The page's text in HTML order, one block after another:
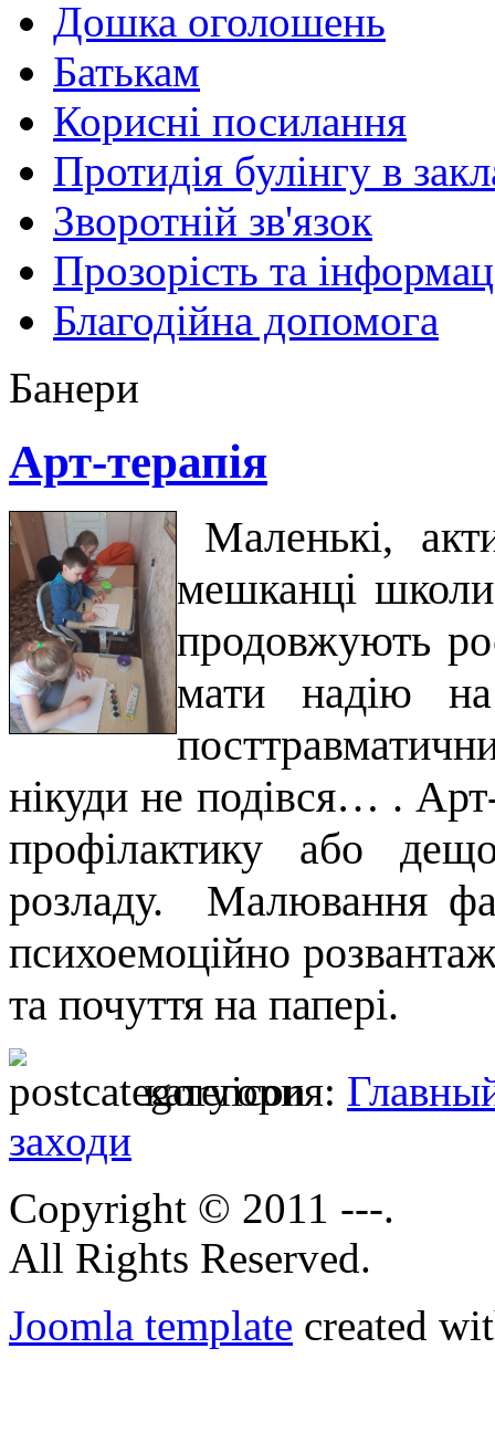
Дошка оголошень
Батькам
Корисні посилання
Протидія булінгу в
Зворотній зв'язок
Прозорість та
Благодійна допомога
Банери
Арт-терапія
Маленькі,
мешканці
продовжують
мати надію
нікуди не подівся… .
профілактику або
розладу. Малювання
психоемоційно
та почуття на папері.
категория:
заходи
Copyright © 2011 ---.
All Rights Reserved.
Joomla template created